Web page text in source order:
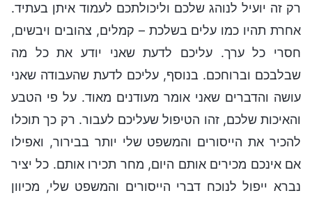
רק זה יועיל לנוהג שלכם וליכולתכם לעמוד איתן בעתיד.
אחרת תהיו כמו עלים בשלכת – קמלים, צהובים ויבשים,
חסרי כל ערך. עליכם לדעת שאני יודע את כל מה
שבלבכם וברוחכם. בנוסף, עליכם לדעת שהעבודה שאני
עושה והדברים שאני אומר מעודנים מאוד. על פי הטבע
והאיכות שלכם, זהו הטיפול שעליכם לעבור. רק כך תוכלו
להכיר את הייסורים והמשפט שלי יותר בבירור, ואפילו
אם אינכם מכירים אותם היום, מחר תכירו אותם. כל יציר
נברא ייפול לנוכח דברי הייסורים והמשפט שלי, מכיוון